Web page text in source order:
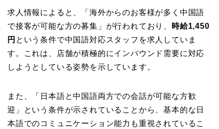
求人情報によると、「海外からのお客様が多く中国語
で接客が可能な方の募集」が行われており、
時給1,450
円 という条件で中国語対応スタッフを求人していま
す。これは、店舗が積極的にインバウンド需要に対応
しようとしている姿勢を示しています。
また、「日本語と中国語両方での会話が可能な方歓
迎」という条件が示されていることから、基本的な日
本語でのコミュニケーション能力も重視されているこ